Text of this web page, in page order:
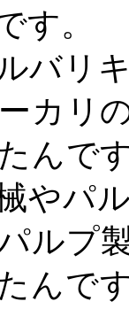
す。
バリ
カリ
んで
やパ
ルプ
んで